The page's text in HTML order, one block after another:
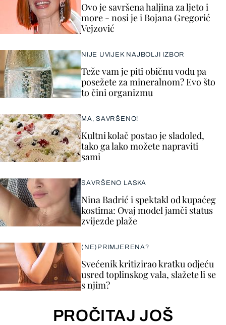
Ovo je savršena haljina za ljeto i
more - nosi je i Bojana Gregorić
Vejzović
NIJE UVIJEK NAJBOLJI IZBOR
Teže vam je piti običnu vodu pa
posežete za mineralnom? Evo što
to čini organizmu
MA, SAVRŠENO!
Kultni kolač postao je sladoled,
tako ga lako možete napraviti
sami
SAVRŠENO LASKA
Nina Badrić i spektakl od kupaćeg
kostima: Ovaj model jamči status
zvijezde plaže
(NE)PRIMJERENA?
Svećenik kritizirao kratku odjeću
usred toplinskog vala, slažete li se
s njim?
PROČITAJ JOŠ